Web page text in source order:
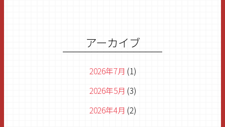
アーカイブ
2026年7月 (1)
2026年5月 (3)
2026年4月 (2)